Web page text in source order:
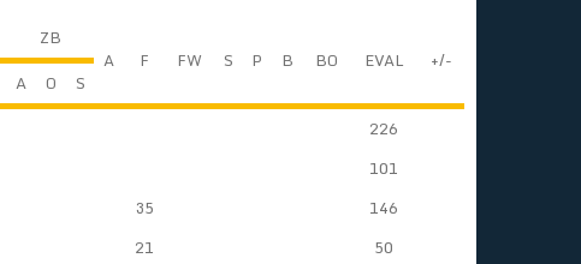
ZB
A
F FW S P B BO EVAL
+/-
A O
S
226
101
35
146
21 50